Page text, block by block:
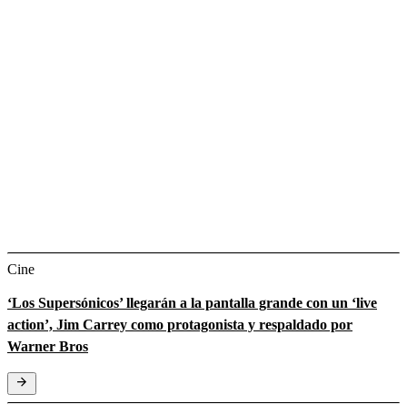
Cine
‘Los Supersónicos’ llegarán a la pantalla grande con un ‘live
action’, Jim Carrey como protagonista y respaldado por
Warner Bros